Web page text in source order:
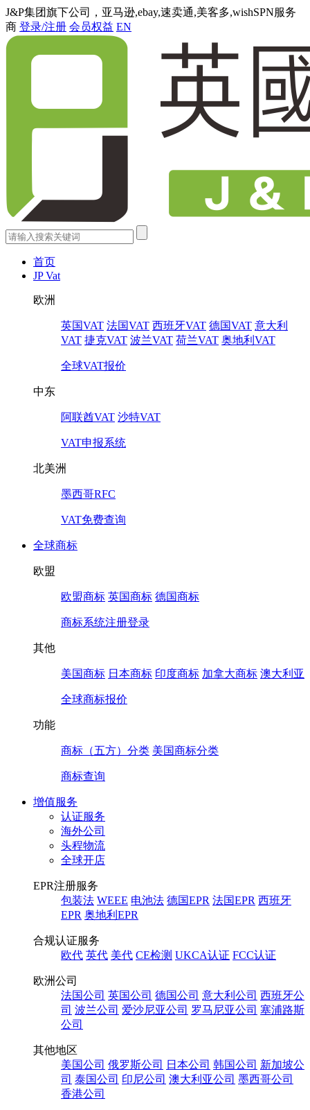
J&P集团旗下公司，亚马逊,ebay,速卖通,美客多,wishSPN服务
商 登录/注册 会员权益 EN
首页
JP Vat
欧洲
英国VAT 法国VAT 西班牙VAT 德国VAT 意大利
VAT 捷克VAT 波兰VAT 荷兰VAT 奥地利VAT
全球VAT报价
中东
阿联酋VAT 沙特VAT
VAT申报系统
北美洲
墨西哥RFC
VAT免费查询
全球商标
欧盟
欧盟商标 英国商标 德国商标
商标系统注册登录
其他
美国商标 日本商标 印度商标 加拿大商标 澳大利亚
全球商标报价
功能
商标（五方）分类 美国商标分类
商标查询
增值服务
认证服务
海外公司
头程物流
全球开店
EPR注册服务
包装法 WEEE 电池法 德国EPR 法国EPR 西班牙
EPR 奥地利EPR
合规认证服务
欧代 英代 美代 CE检测 UKCA认证 FCC认证
欧洲公司
法国公司 英国公司 德国公司 意大利公司 西班牙公
司 波兰公司 爱沙尼亚公司 罗马尼亚公司 塞浦路斯
公司
其他地区
美国公司 俄罗斯公司 日本公司 韩国公司 新加坡公
司 泰国公司 印尼公司 澳大利亚公司 墨西哥公司
香港公司